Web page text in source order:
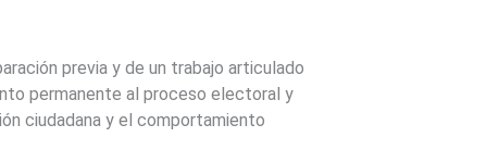
previa y de un trabajo articulado
permanente al proceso electoral y
ciudadana y el comportamiento